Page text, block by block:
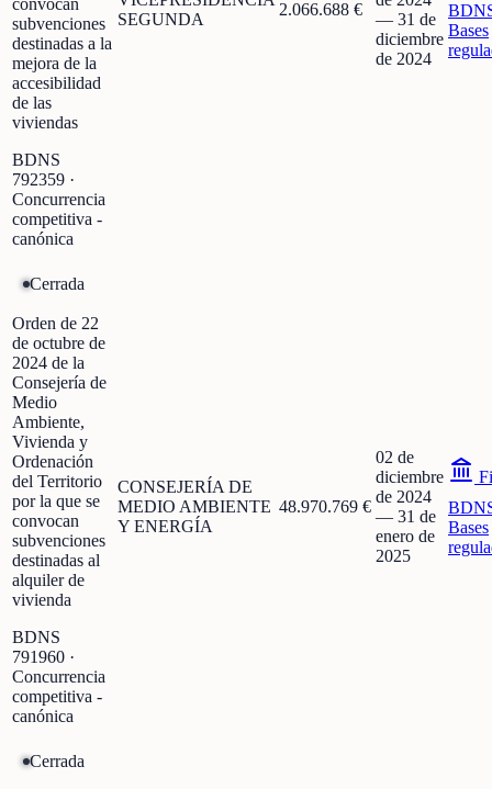
convocan
subvenciones
destinadas a la
mejora de la
accesibilidad
de las
viviendas
BDNS
792359 ·
Concurrencia
competitiva -
canónica
SEGUNDA
2.066.688 €
— 31 de
diciembre
de 2024
Bases
Cerrada
Orden de 22
de octubre de
2024 de la
Consejería de
Medio
Ambiente,
Vivienda y
Ordenación
del Territorio
por la que se
convocan
subvenciones
destinadas al
alquiler de
vivienda
BDNS
791960 ·
Concurrencia
competitiva -
canónica
CONSEJERÍA DE
MEDIO AMBIENTE
Y ENERGÍA
48.970.769 €
02 de
diciembre
de 2024
— 31 de
enero de
2025
Bases
Cerrada